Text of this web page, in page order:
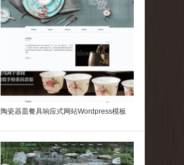
陶瓷器皿餐具响应式网站Wordpress模板